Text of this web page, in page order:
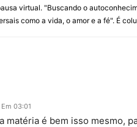
virtual. "Buscando o
como a vida, o amor e a fé". É
03:01
matéria é bem isso mesmo,